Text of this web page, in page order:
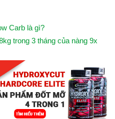
Carb là gì?
trong 3 tháng của nàng 9x